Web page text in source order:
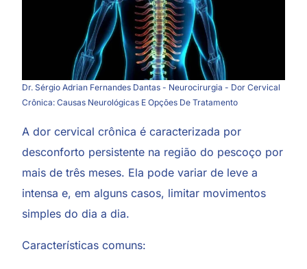
Dr. Sérgio Adrian Fernandes Dantas - Neurocirurgia - Dor Cervical
Crônica: Causas Neurológicas E Opções De Tratamento
A dor cervical crônica é caracterizada por
desconforto persistente na região do pescoço por
mais de três meses. Ela pode variar de leve a
intensa e, em alguns casos, limitar movimentos
simples do dia a dia.
Características comuns: